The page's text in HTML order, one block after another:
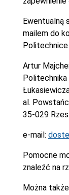
Ewentualną
mailem do
Artur
al.
35-029
e-mail:
Pomocne
znaleźć na
Można